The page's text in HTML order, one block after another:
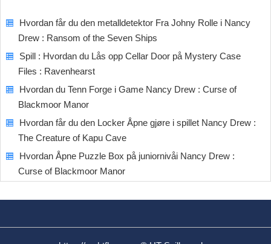
Hvordan får du den metalldetektor Fra Johny Rolle i Nancy
Drew : Ransom of the Seven Ships
Spill : Hvordan du Lås opp Cellar Door på Mystery Case
Files : Ravenhearst
Hvordan du Tenn Forge i Game Nancy Drew : Curse of
Blackmoor Manor
Hvordan får du den Locker Åpne gjøre i spillet Nancy Drew :
The Creature of Kapu Cave
Hvordan Åpne Puzzle Box på juniornivåi Nancy Drew :
Curse of Blackmoor Manor